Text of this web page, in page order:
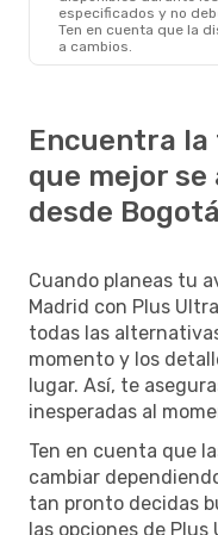
especificados y no
Ten en cuenta que la
a cambios.
Encuentra
que mejor
desde
Cuando planeas tu
Madrid con Plus
todas las
momento y los
lugar. Así, te
inesperadas al
Ten en cuenta que
cambiar
tan pronto decidas
las opciones de